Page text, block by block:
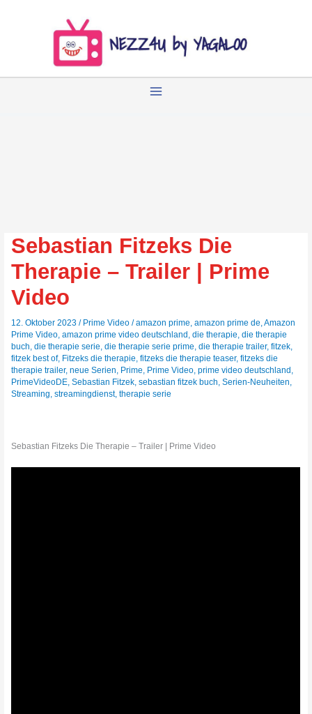
Sebastian Fitzeks Die
Therapie – Trailer | Prime
Video
12. Oktober 2023/ Prime Video /amazon prime ,amazon prime de ,Amazon
Prime Video ,amazon prime video deutschland ,die therapie ,die therapie
buch ,die therapie serie ,die therapie serie prime ,die therapie trailer,fitzek
fitzek best of, Fitzeks die therapie ,fitzeks die therapie teaser,fitzeks die
therapie trailer,neue Serien Prime Prime Video ,prime video deutschland
PrimeVideoDE ,Sebastian Fitzek ,sebastian fitzek buch ,Serien-Neuheiten
Streaming ,streamingdienst,therapie serie
Sebastian Fitzeks Die Therapie – Trailer | Prime Video